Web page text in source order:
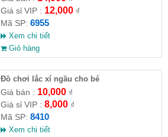
Giá sỉ VIP : 12,000₫
Mã SP: 6955
Xem chi tiết
Giỏ hàng
Đồ chơi lắc xí ngầu cho bé
Giá bán : 10,000₫
Giá sỉ VIP : 8,000₫
Mã SP: 8410
Xem chi tiết